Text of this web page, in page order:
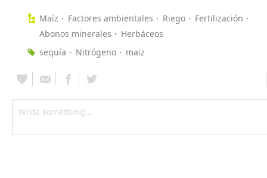
Maíz Factores ambientales Riego
Fertilización
Abonos minerales
Herbáceos
sequía
Nitrógeno maiz